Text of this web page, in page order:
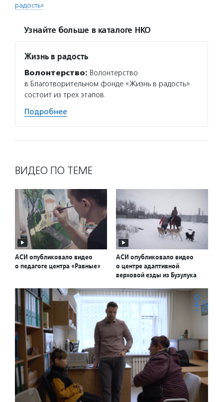
радость»
Узнайте больше в каталоге НКО
Жизнь в радость
Волонтерство: Волонтерство
в Благотворительном фонде «Жизнь в радость»
состоит из трех этапов.
Подробнее
ВИДЕО ПО ТЕМЕ
АСИ опубликовало видео
о педагоге центра «Равные»
АСИ опубликовало видео
о центре адаптивной
верховой езды из Бузулука